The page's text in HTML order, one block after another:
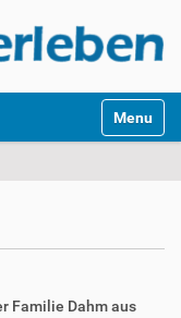
Toggle
Familie Dahm aus